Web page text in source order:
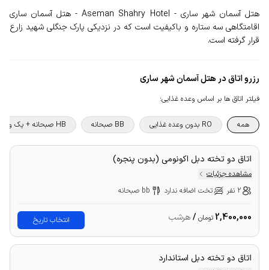
هتل آسمان شهر ساری - Aseman Shahry Hotel - هتل آسمان ساری
اقامتگاهی سه ستاره و باکیفیت است که در نزدیکی پارک جنگلی شهید زارع
قرار گرفته است.
رزرو اتاق در هتل آسمان شهر ساری
فیلتر اتاق ها بر اساس وعده غذایی:
همه RO بدون وعده غذایی BB صبحانه HB صبحانه + یک وعده غذا
اتاق دو تخته دبل اکونومی (بدون پنجره)
مشاهده جزئیات
2 نفر
تخت اضافه ندارد bb صبحانه
2,400,000تومان /هرشب انتخاب تاریخ
اتاق دو تخته دبل استاندارد